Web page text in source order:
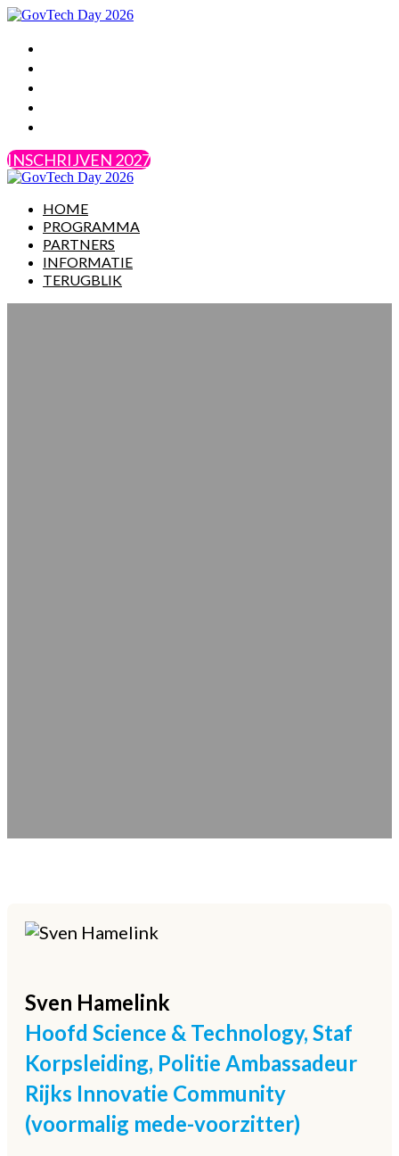
INSCHRIJVEN 2027
HOME
PROGRAMMA
PARTNERS
INFORMATIE
TERUGBLIK
Sven Hamelink
Hoofd Science & Technology, Staf
Korpsleiding, Politie Ambassadeur
Rijks Innovatie Community
(voormalig mede-voorzitter)